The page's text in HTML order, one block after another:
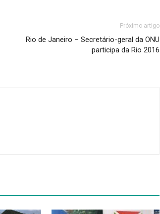
Próximo artigo
Rio de Janeiro – Secretário-geral da ONU
participa da Rio 2016